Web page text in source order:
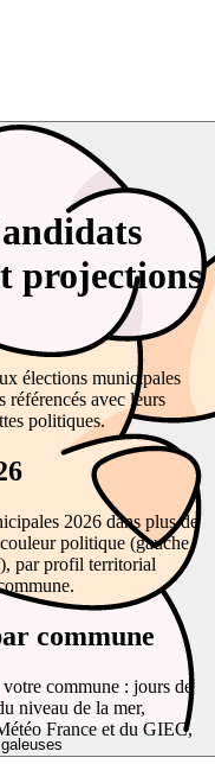
projections
élections municipales
référencés avec leurs
politiques.
2026 dans plus de
politique (gauche,
par profil territorial
commune
commune : jours de
niveau de la mer,
France et du GIEC,